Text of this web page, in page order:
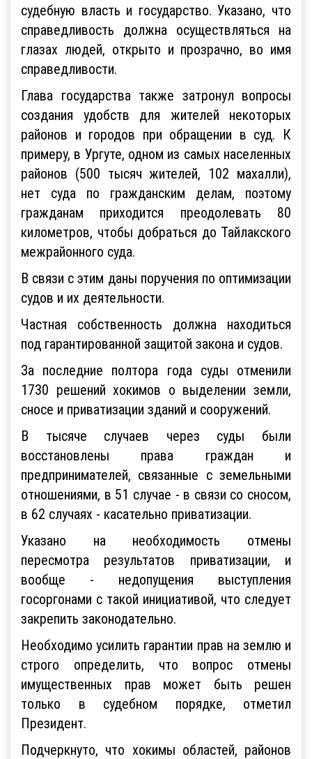
судебную власть и государство. Указано, что
справедливость должна осуществляться на
глазах людей, открыто и прозрачно, во имя
справедливости.
Глава государства также затронул вопросы
создания удобств для жителей некоторых
районов и городов при обращении в суд. К
примеру, в Ургуте, одном из самых населенных
районов (500 тысяч жителей, 102 махалли),
нет суда по гражданским делам, поэтому
гражданам приходится преодолевать 80
километров, чтобы добраться до Тайлакского
межрайонного суда.
В связи с этим даны поручения по оптимизации
судов и их деятельности.
Частная собственность должна находиться
под гарантированной защитой закона и судов.
За последние полтора года суды отменили
1730 решений хокимов о выделении земли,
сносе и приватизации зданий и сооружений.
В тысяче случаев через суды были
восстановлены права граждан и
предпринимателей, связанные с земельными
отношениями, в 51 случае - в связи со сносом,
в 62 случаях - касательно приватизации.
Указано на необходимость отмены
пересмотра результатов приватизации, и
вообще - недопущения выступления
госоргонами с такой инициативой, что следует
закрепить законодательно.
Необходимо усилить гарантии прав на землю и
строго определить, что вопрос отмены
имущественных прав может быть решен
только в судебном порядке, отметил
Президент.
Подчеркнуто, что хокимы областей, районов